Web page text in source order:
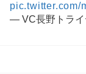
pic.twitter.com/
— VC長野トライ